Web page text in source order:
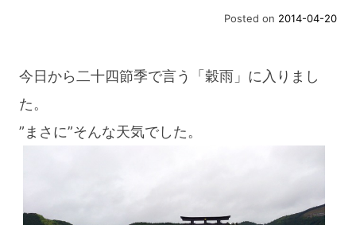
Posted on 2014-04-20
今日から二十四節季で言う「穀雨」に入りまし
た。
”まさに”そんな天気でした。